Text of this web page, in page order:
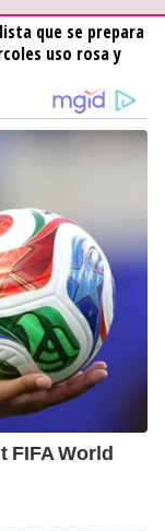
que se prepara
uso rosa y